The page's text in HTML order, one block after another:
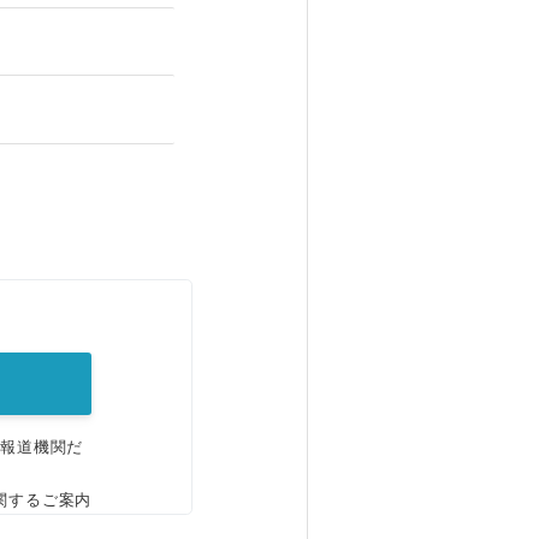
道機関だ
するご案内